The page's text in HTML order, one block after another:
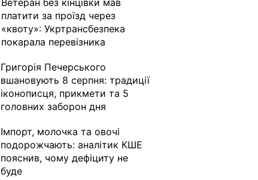
Ветеран без кінцівки мав
платити за проїзд через
«квоту»: Укртрансбезпека
покарала перевізника
Григорія Печерського
вшановують 8 серпня: традиції
іконописця, прикмети та 5
головних заборон дня
Імпорт, молочка та овочі
подорожчають: аналітик КШЕ
пояснив, чому дефіциту не
буде